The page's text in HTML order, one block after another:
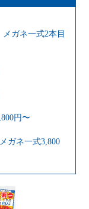
ガネ一式2本目
円〜
ガネ一式3,800